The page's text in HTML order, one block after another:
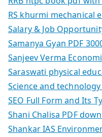
RS khurmi mechanical
Salary & Job
Samanya Gyan PDF
Sanjeev Verma
Saraswati physical
Science and
SEO Full Form and Its
Shani Chalisa PDF
Shankar IAS